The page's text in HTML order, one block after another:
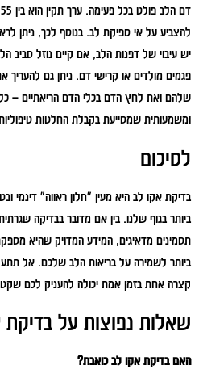
להצביע על אי ספיקת לב. בנוסף לכך, ניתן
יש עיבוי של דפנות הלב, אם קיים נוזל סביב
פגמים מולדים או קרישי דם. ניתן גם
שלהם ואת לחץ הדם בכלי הדם הריאתיים –
ומשמעותית שמסייעת בקבלת החלטות
לסיכום
בדיקת אקו לב היא מעין "חלון ראווה" דינמי
ביותר בגוף שלנו. בין אם מדובר בבדיקה
תסמינים מדאיגים, המידע המדויק שהיא
ביותר לשמירה על בריאות הלב שלכם. אל
קצרה אחת בזמן אמת יכולה להעניק לכם שקט
שאלות נפוצות על בדיקת
האם בדיקת אקו לב כואבת?